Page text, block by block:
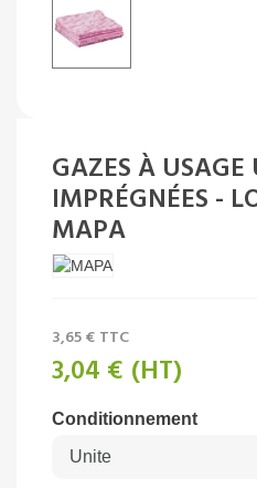
GAZES À
IMPRÉGNÉES -
MAPA
3,65 € TTC
3,04 € (HT)
Conditionnement